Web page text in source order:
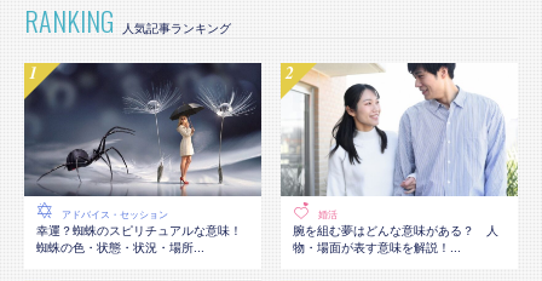
RANKING
アドバイス・セッション
幸運？蜘蛛のスピリチュアルな意味！
蜘蛛の色・状態・状況・場所...
婚活
腕を組む夢はどんな意味がある？ 人
物・場面が表す意味を解説！...